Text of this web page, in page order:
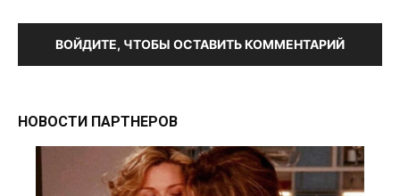
ВОЙДИТЕ, ЧТОБЫ ОСТАВИТЬ КОММЕНТАРИЙ
НОВОСТИ ПАРТНЕРОВ